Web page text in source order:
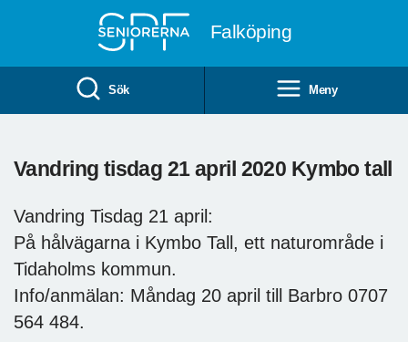
Falköping
Sök Meny
Vandring tisdag 21 april 2020 Kymbo tall
Vandring Tisdag 21 april:
På hålvägarna i Kymbo Tall, ett naturområde i
Tidaholms kommun.
Info/anmälan: Måndag 20 april till Barbro 0707
564 484.